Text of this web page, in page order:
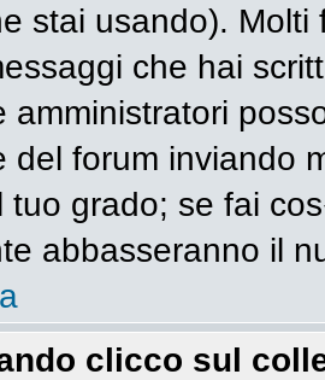
stai usando).
che hai
amministratori
del forum inviando
tuo grado; se fai
abbasseranno il
clicco sul